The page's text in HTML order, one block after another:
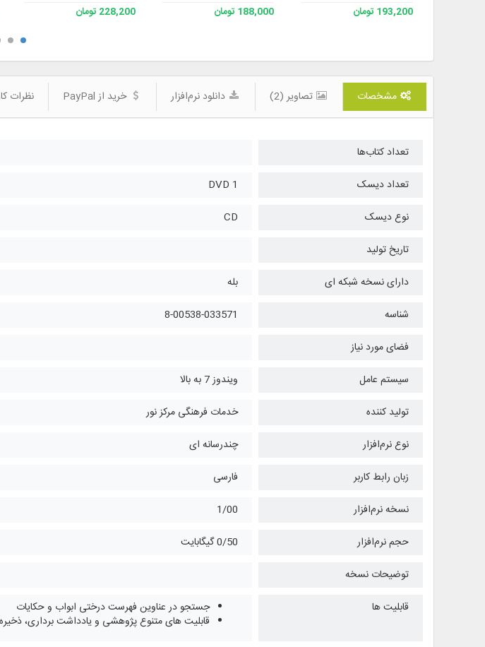
193,200 تومان
188,000 تومان
228,200 تومان
مشخصات تصاویر (2) دانلود نرم‌افزار خرید از PayPal نظرات
تعداد کتاب‌ها
تعداد دیسک
1 DVD
نوع دیسک
CD
تاریخ تولید
دارای نسخه شبکه ای
بله
شناسه
8-00538-033571
فضای مورد نیاز
سیستم عامل
ویندوز 7 به بالا
تولید کننده
خدمات فرهنگی مرکز نور
نوع نرم‌افزار
چندرسانه ای
زبان رابط کاربر
فارسی
نسخه نرم‌افزار
1/00
حجم نرم‌افزار
0/50 گیگابایت
توضیحات نسخه
قابلیت ها
جستجو در عناوین فهرست درختی ابواب و حکایات
قابلیت‌ های متنوع پژوهشی و یادداشت‌ برداری،